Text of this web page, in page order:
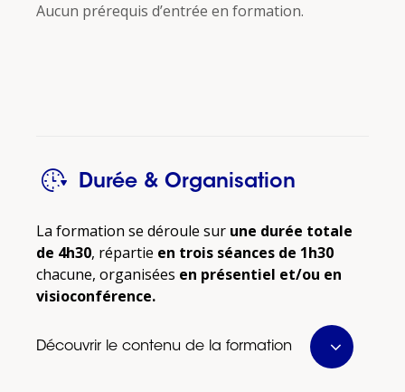
Aucun prérequis d’entrée en formation.
Durée & Organisation
La formation se déroule sur une durée totale
de 4h30, répartie en trois séances de 1h30
chacune, organisées en présentiel et/ou en
visioconférence.
Découvrir le contenu de la formation